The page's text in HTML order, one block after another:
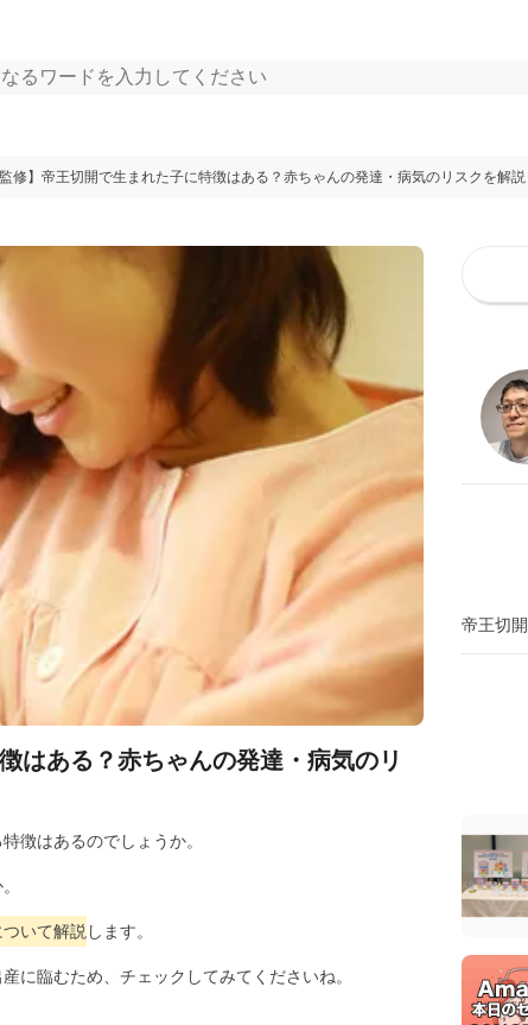
監修】帝王切開で生まれた子に特徴はある？赤ちゃんの発達・病気のリスクを解説
はある？赤ちゃんの発達・病気のリ
徴はあるのでしょうか。
いて解説 します。
に臨むため、チェックしてみてくださいね。
帝王切開